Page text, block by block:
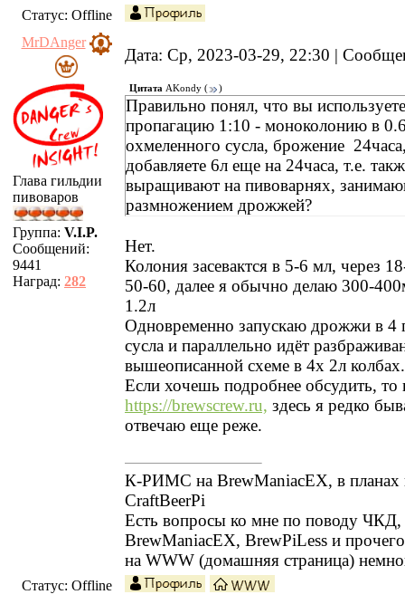
Статус: Offline
MrDAnger
Дата: Ср, 2023-03-29, 22:30 |
Глава гильдии
пивоваров
Группа: V.I.P.
Сообщений:
9441
Наград: 282
Цитата AKondy ( )
Правильно понял, что вы используете
пропагацию 1:10 - моноколонию в
охмеленного сусла, брожение
добавляете 6л еще на 24часа, т.е.
выращивают на пивоварнях,
размножением дрожжей?
Нет.
Колония засевактся в 5-6 мл, через
50-60, далее я обычно делаю 300-
1.2л
Одновременно запускаю дрожжи в 4
сусла и параллельно идёт
вышеописанной схеме в 4х 2л колбах.
Если хочешь подробнее обсудить, то
https://brewscrew.ru, здесь я редко
отвечаю еще реже.
К-РИМС на BrewManiacEX, в планах
CraftBeerPi
Есть вопросы ко мне по поводу
BrewManiacEX, BrewPiLess и
на WWW (домашняя страница)
Статус: Offline